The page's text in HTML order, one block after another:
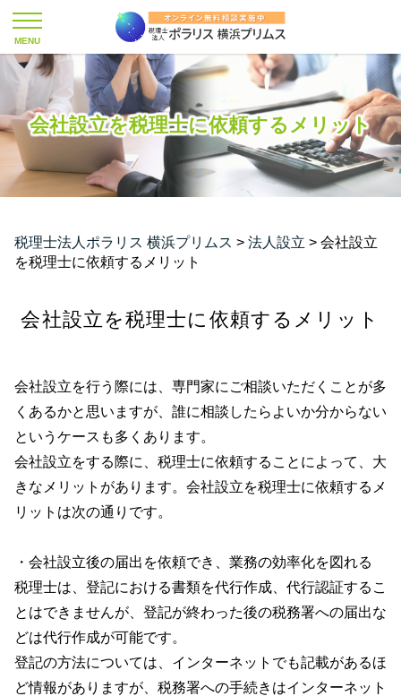
会社設立を税理士に依頼するメリット
税理士法人ポラリス 横浜プリムス > 法人設立 > 会社設立
を税理士に依頼するメリット
会社設立を税理士に依頼するメリット
会社設立を行う際には、専門家にご相談いただくことが多
くあるかと思いますが、誰に相談したらよいか分からない
というケースも多くあります。
会社設立をする際に、税理士に依頼することによって、大
きなメリットがあります。会社設立を税理士に依頼するメ
リットは次の通りです。
・会社設立後の届出を依頼でき、業務の効率化を図れる
税理士は、登記における書類を代行作成、代行認証するこ
とはできませんが、登記が終わった後の税務署への届出な
どは代行作成が可能です。
登記の方法については、インターネットでも記載があるほ
ど情報がありますが、税務署への手続きはインターネット